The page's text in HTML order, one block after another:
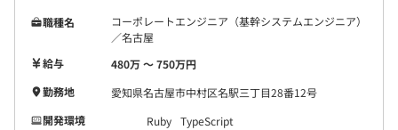
職種名
コーポレートエンジニア（基幹システムエンジニア）
／名古屋
給与
480万 〜 750万円
勤務地
愛知県名古屋市中村区名駅三丁目28番12号
開発環境
Ruby TypeScript